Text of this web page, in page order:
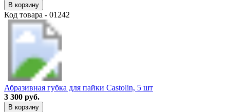
В корзину
Код товара - 01242
Абразивная губка для пайки Castolin, 5 шт
3 300 руб.
В корзину